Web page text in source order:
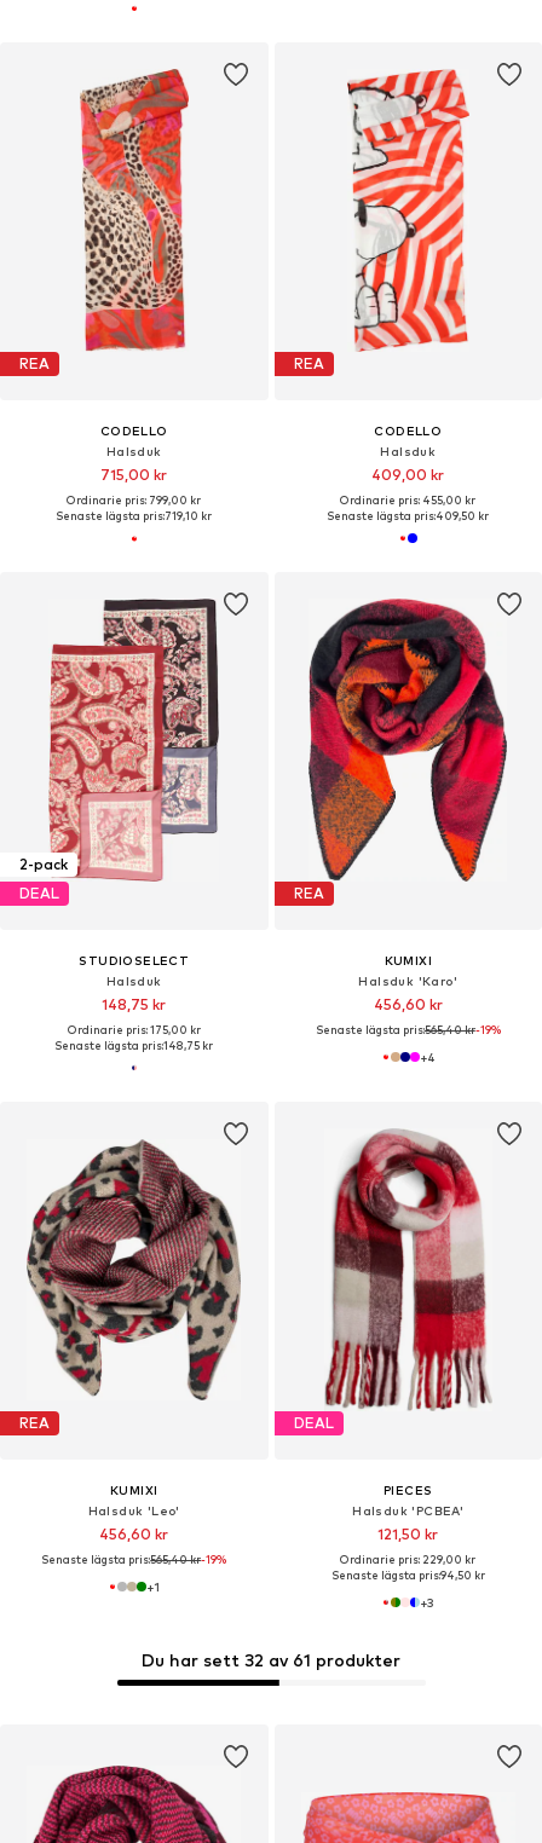
REA
CODELLO
Halsduk
715,00 kr
Ordinarie pris: 799,00 kr
Senaste lägsta pris:719,10 kr
REA
CODELLO
Halsduk
409,00 kr
Ordinarie pris: 455,00 kr
Senaste lägsta pris:409,50 kr
2-pack
DEAL
STUDIOSELECT
Halsduk
148,75 kr
Ordinarie pris: 175,00 kr
Senaste lägsta pris:148,75 kr
REA
KUMIXI
Halsduk 'Karo'
456,60 kr
Senaste lägsta pris:565,40 kr-19%
+4
REA
KUMIXI
Halsduk 'Leo'
456,60 kr
Senaste lägsta pris:565,40 kr-19%
+1
Du har sett 32 av 61 produkter
DEAL
PIECES
Halsduk 'PCBEA'
121,50 kr
Ordinarie pris: 229,00 kr
Senaste lägsta pris:94,50 kr
+3